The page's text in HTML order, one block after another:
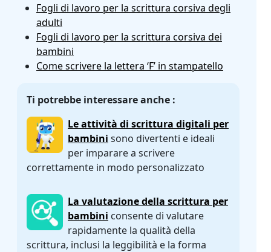
Fogli di lavoro per la scrittura corsiva degli
adulti
Fogli di lavoro per la scrittura corsiva dei
bambini
Come scrivere la lettera ‘F’ in stampatello
Ti potrebbe interessare anche :
Le attività di scrittura digitali per
bambini sono divertenti e ideali
per imparare a scrivere
correttamente in modo personalizzato
La valutazione della scrittura per
bambini consente di valutare
rapidamente la qualità della
scrittura, inclusi la leggibilità e la forma